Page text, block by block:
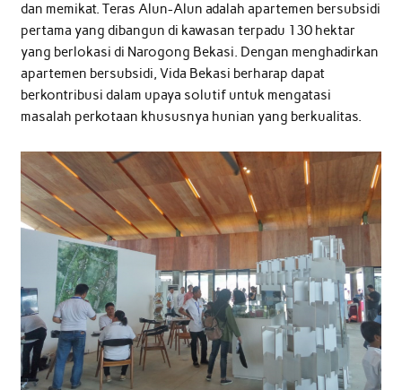
dan memikat. Teras Alun-Alun adalah apartemen bersubsidi
pertama yang dibangun di kawasan terpadu 130 hektar
yang berlokasi di Narogong Bekasi. Dengan menghadirkan
apartemen bersubsidi, Vida Bekasi berharap dapat
berkontribusi dalam upaya solutif untuk mengatasi
masalah perkotaan khususnya hunian yang berkualitas.